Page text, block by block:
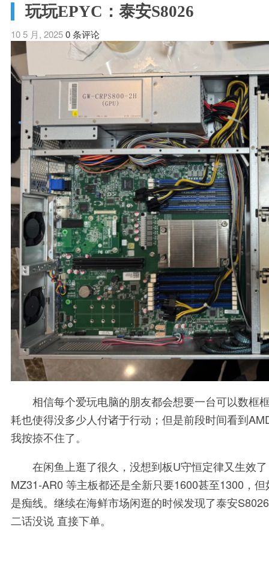
玩玩EPYC：泰安S8026
10 5 月, 20250 条评论
相信每个爱玩电脑的朋友都会想要一台可以数框
耗也使得没多少人付诸于行动；但是前段时间看到
我按捺不住了。
在闲鱼上逛了很久，没想到板U守恒定律又生效
MZ31-AR0 等主板都还是全新只要1600甚至1300，
是痴线。继续在海鲜市场闲逛的时候发现了泰安
二话没说 直接下单。